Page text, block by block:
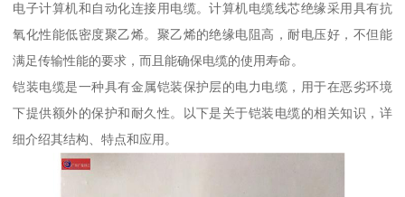
电子计算机和自动化连接用电缆。计算机电缆线芯绝缘采用具有抗
氧化性能低密度聚乙烯。聚乙烯的绝缘电阻高，耐电压好，不但能
满足传输性能的要求，而且能确保电缆的使用寿命。
铠装电缆是一种具有金属铠装保护层的电力电缆，用于在恶劣环境
下提供额外的保护和耐久性。以下是关于铠装电缆的相关知识，详
细介绍其结构、特点和应用。